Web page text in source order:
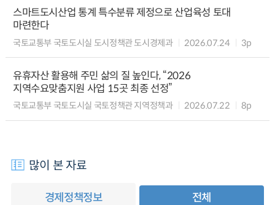
스마트도시산업 통계 특수분류 제정으로 산업육성 토대
마련한다
국토교통부 국토도시실 도시정책관 도시경제과 2026.07.24 3p
유휴자산 활용해 주민 삶의 질 높인다, “2026
지역수요맞춤지원 사업 15곳 최종 선정”
국토교통부 국토도시실 국토정책관 지역정책과 2026.07.22 8p
많이 본 자료
경제정책정보 전체